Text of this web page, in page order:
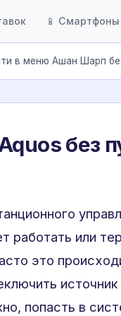
📱
в меню Ашан Шарп
без
работать или
это
источник
попасть в